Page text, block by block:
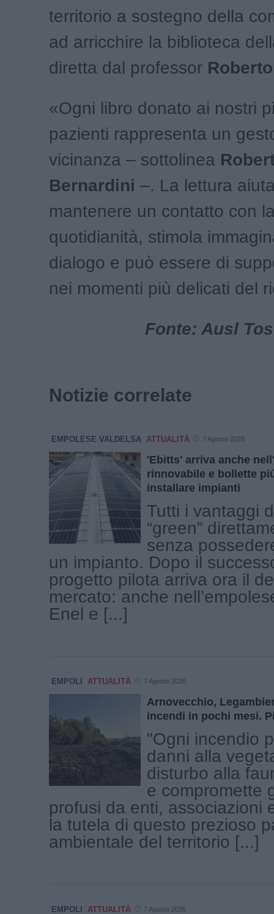
territorio a sostegno della
ad arricchire la biblioteca
diretta dal professor
«Ogni libro donato ai nostri
pazienti rappresenta un
vicinanza – sottolinea
Bernardini –. La lettura
mantenere un contatto con
quotidianità, stimola
dialogo e può essere di
nei momenti più delicati del
Fonte: Ausl
Notizie correlate
EMPOLESE VALDELSA ATTUALITÀ 7 Agosto 2026
'Ebitts' arriva anche
rinnovabile e bollette
installare impianti
Tutti i vantaggi
“green”
senza
un impianto. Dopo il
progetto pilota arriva ora il
mercato: anche
Enel e [...]
EMPOLI ATTUALITÀ 7 Agosto 2026
Arnovecchio,
incendi in pochi mesi.
"Ogni incendio
danni alla
disturbo alla
e compromette
profusi da enti, associazioni
la tutela di questo prezioso
ambientale del territorio [...]
EMPOLI ATTUALITÀ 7 Agosto 2026